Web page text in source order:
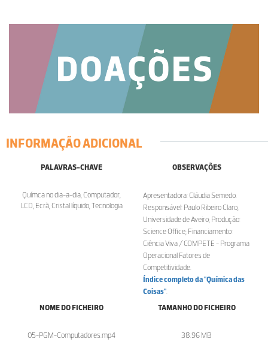
INFORMAÇÃO ADICIONAL
PALAVRAS-CHAVE
Químca no dia-a-dia, Computador,
LCD, Ecrã, Cristal líquido, Tecnologia
OBSERVAÇÕES
Apresentadora: Cláudia Semedo.
Responsável: Paulo Ribeiro Claro,
Universidade de Aveiro; Produção:
Science Office; Financiamento:
Ciência Viva / COMPETE - Programa
Operacional Fatores de
Competitividade.
Índice completo da "Química das
Coisas".
NOME DO FICHEIRO
05-PGM-Computadores.mp4
TAMANHO DO FICHEIRO
38.96 MB